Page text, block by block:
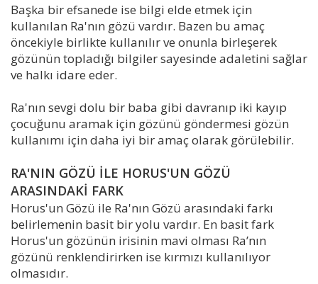
Başka bir efsanede ise bilgi elde etmek için
kullanılan Ra'nın gözü vardır. Bazen bu amaç
öncekiyle birlikte kullanılır ve onunla birleşerek
gözünün topladığı bilgiler sayesinde adaletini sağlar
ve halkı idare eder.
Ra'nın sevgi dolu bir baba gibi davranıp iki kayıp
çocuğunu aramak için gözünü göndermesi gözün
kullanımı için daha iyi bir amaç olarak görülebilir.
RA'NIN GÖZÜ İLE HORUS'UN GÖZÜ
ARASINDAKİ FARK
Horus'un Gözü ile Ra'nın Gözü arasındaki farkı
belirlemenin basit bir yolu vardır. En basit fark
Horus'un gözünün irisinin mavi olması Ra’nın
gözünü renklendirirken ise kırmızı kullanılıyor
olmasıdır.